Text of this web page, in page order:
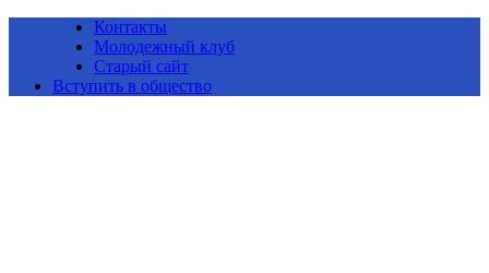
Контакты
Молодежный клуб
Старый сайт
Вступить в общество